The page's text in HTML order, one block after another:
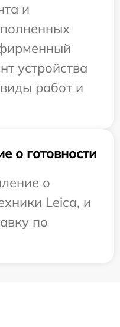
и
устройства
работ и
о готовности
о
Leica, и
по